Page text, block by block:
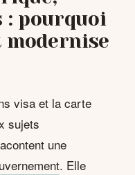
: pourquoi
visa et la carte
sujets
une
. Elle